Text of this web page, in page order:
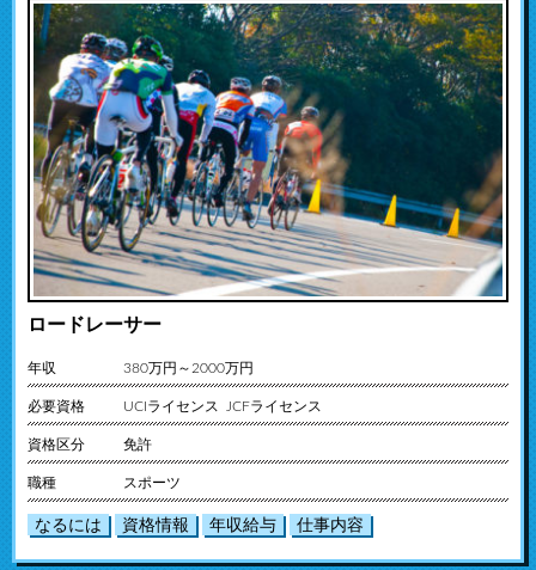
ロードレーサー
年収 380万円～2000万円
必要資格 UCIライセンス JCFライセンス
資格区分 免許
職種 スポーツ
なるには 資格情報 年収給与 仕事内容